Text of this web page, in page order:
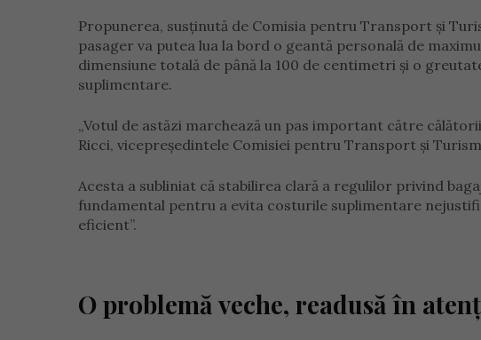
Propunerea, susținută de Comisia pentru Transport și
pasager va putea lua la bord o geantă personală de
dimensiune totală de până la 100 de centimetri și o
suplimentare.
„Votul de astăzi marchează un pas important către
Ricci, vicepreședintele Comisiei pentru Transport și
Acesta a subliniat că stabilirea clară a regulilor privind
fundamental pentru a evita costurile suplimentare
eficient”.
O problemă veche, readusă în